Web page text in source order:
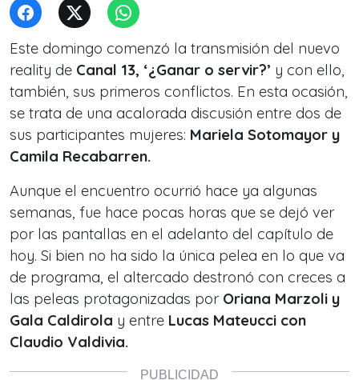
Este domingo comenzó la transmisión del nuevo
reality de Canal 13, ‘¿Ganar o servir?’ y con ello,
también, sus primeros conflictos. En esta ocasión,
se trata de una acalorada discusión entre dos de
sus participantes mujeres: Mariela Sotomayor y
Camila Recabarren.
Aunque el encuentro ocurrió hace ya algunas
semanas, fue hace pocas horas que se dejó ver
por las pantallas en el adelanto del capítulo de
hoy. Si bien no ha sido la única pelea en lo que va
de programa, el altercado destronó con creces a
las peleas protagonizadas por Oriana Marzoli y
Gala Caldirola y entre Lucas Mateucci con
Claudio Valdivia.